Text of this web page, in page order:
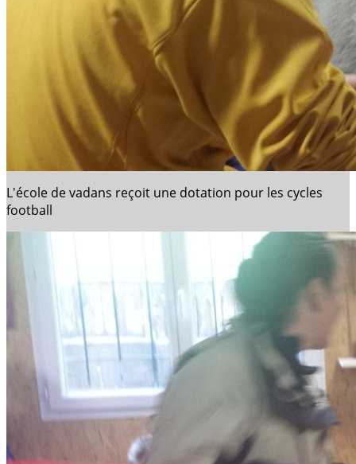
L'école de vadans reçoit une dotation pour les cycles
football